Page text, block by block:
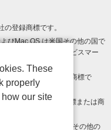
登録商標です。
びMac OS は米国その他の国で
は Apple Inc. のサービスマー
ゴ は Google LLC の商標で
の国における登録商標または商
Inc.の米国およびその他の
These
properly
our site